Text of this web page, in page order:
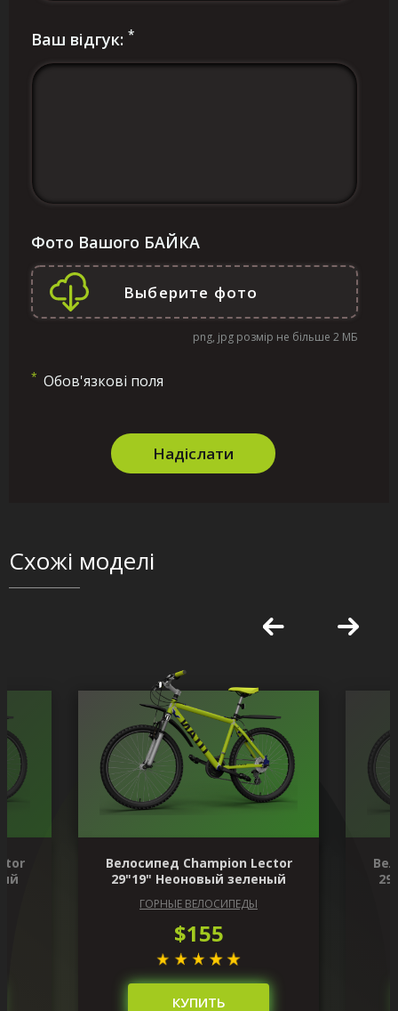
Ваш відгук: *
Фото Вашого БАЙКА
png, jpg розмір не більше 2 МБ
* Обов'язкові поля
Надіслати
Схожі моделі
Велосипед Champion Lector
29"19" Неоновый зеленый
ГОРНЫЕ ВЕЛОСИПЕДЫ
$155
КУПИТЬ